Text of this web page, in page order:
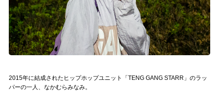
muevoクラウドファンディング
muevoコミュニティ
ぶいクラ！by muevo
ぶいマガ！ by muevo
2015年に結成されたヒップホップユニット「TENG GANG STARR」のラッ
パーの一人、なかむらみなみ。